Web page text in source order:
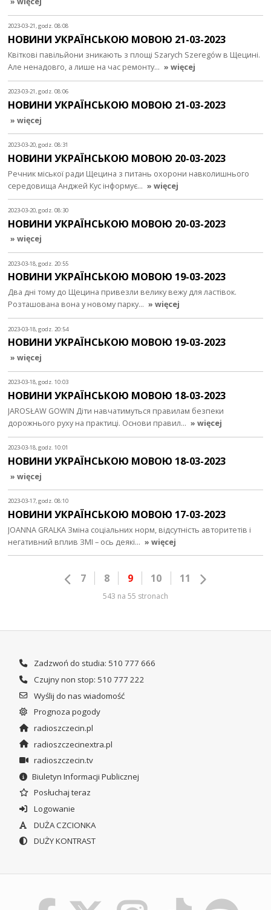
2023-03-21, godz. 08:08
НОВИНИ УКРАЇНСЬКОЮ МОВОЮ 21-03-2023
Квіткові павільйони зникають з площі Szarych Szeregów в Щецині.
Але ненадовго, а лише на час ремонту… » więcej
2023-03-21, godz. 08:06
НОВИНИ УКРАЇНСЬКОЮ МОВОЮ 21-03-2023
» więcej
2023-03-20, godz. 08:31
НОВИНИ УКРАЇНСЬКОЮ МОВОЮ 20-03-2023
Речник міської ради Щецина з питань охорони навколишнього
середовища Анджей Кус інформує… » więcej
2023-03-20, godz. 08:30
НОВИНИ УКРАЇНСЬКОЮ МОВОЮ 20-03-2023
» więcej
2023-03-18, godz. 20:55
НОВИНИ УКРАЇНСЬКОЮ МОВОЮ 19-03-2023
Два дні тому до Щецина привезли велику вежу для ластівок.
Розташована вона у новому парку… » więcej
2023-03-18, godz. 20:54
НОВИНИ УКРАЇНСЬКОЮ МОВОЮ 19-03-2023
» więcej
2023-03-18, godz. 10:03
НОВИНИ УКРАЇНСЬКОЮ МОВОЮ 18-03-2023
JAROSŁAW GOWIN Діти навчатимуться правилам безпеки
дорожнього руху на практиці. Основи правил… » więcej
2023-03-18, godz. 10:01
НОВИНИ УКРАЇНСЬКОЮ МОВОЮ 18-03-2023
» więcej
2023-03-17, godz. 08:10
НОВИНИ УКРАЇНСЬКОЮ МОВОЮ 17-03-2023
JOANNA GRALKA Зміна соціальних норм, відсутність авторитетів і
негативний вплив ЗМІ – ось деякі… » więcej
7 8 9 10 11
543 na 55 stronach
Zadzwoń do studia: 510 777 666
Czujny non stop: 510 777 222
Wyślij do nas wiadomość
Prognoza pogody
radioszczecin.pl
radioszczecinextra.pl
radioszczecin.tv
Biuletyn Informacji Publicznej
Posłuchaj teraz
Logowanie
DUŻA CZCIONKA
DUŻY KONTRAST